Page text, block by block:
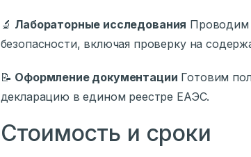
🔬 Лабораторные исследования Проводим
безопасности, включая проверку на
📝 Оформление документации Готовим
декларацию в едином реестре ЕАЭС.
Стоимость и сроки